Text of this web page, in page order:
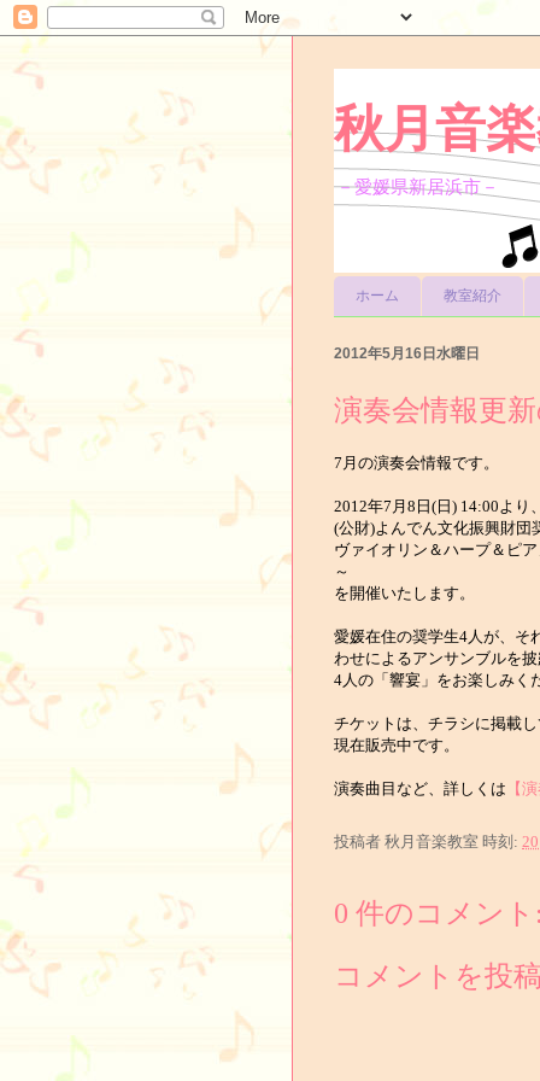
秋月音
－愛媛県新居浜市－
ホーム 教室紹介
2012年5月16日水曜日
演奏会情報更
7月の演奏会情報です。
2012年7月8日(日) 14:00より
(公財)よんでん文化振興財
ヴァイオリン＆ハープ＆ピ
～
を開催いたします。
愛媛在住の奨学生4人が、そ
わせによるアンサンブルを
4人の「響宴」をお楽しみく
チケットは、チラシに掲載
現在販売中です。
演奏曲目など、詳しくは 【
投稿者 秋月音楽教室 時刻:
0 件のコメン
コメントを投